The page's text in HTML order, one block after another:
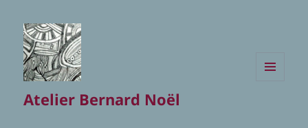
Atelier Bernard Noël